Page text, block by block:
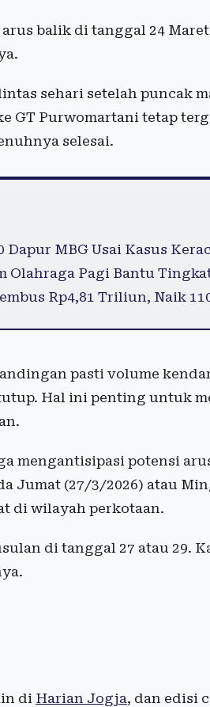
balik di tanggal 24
sehari setelah puncak
GT Purwomartani tetap
selesai.
Dapur MBG Usai Kasus
Olahraga Pagi Bantu
Rp4,81 Triliun, Naik
pasti volume
Hal ini penting untuk
mengantisipasi potensi
Jumat (27/3/2026) atau
di wilayah perkotaan.
di tanggal 27 atau 29.
di Harian Jogja, dan edisi